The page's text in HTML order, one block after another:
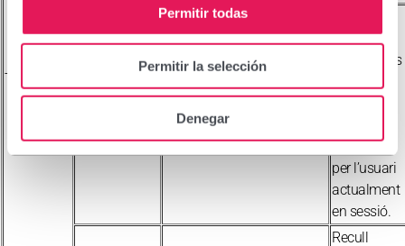
Permitir todas
Permitir la selección
Denegar
Tècniques
XSRF-TOKEN
que els
enviaments
formularis
realitzats
per l’usuari
actualment
en sessió.
Recull